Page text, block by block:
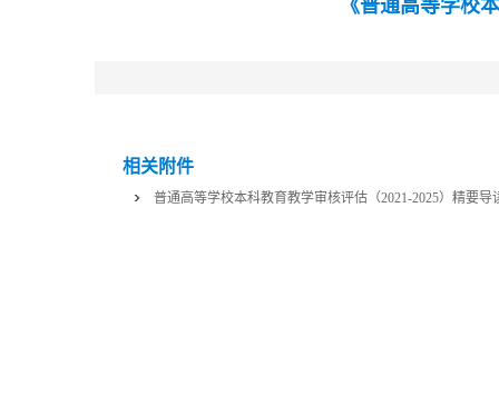
《普通高等学校
相关附件
普通高等学校本科教育教学审核评估（2021-2025）精要导